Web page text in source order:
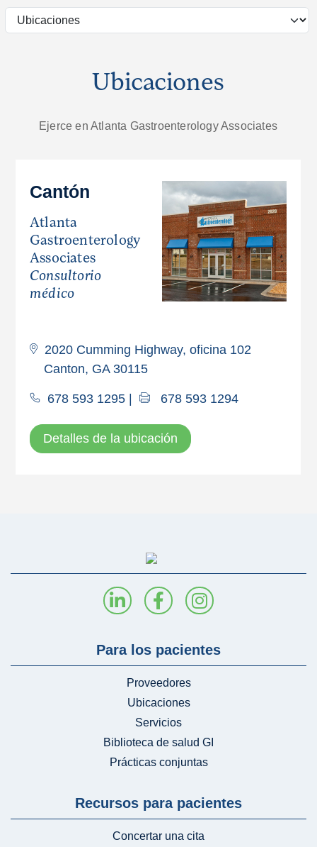
Ubicaciones
Ejerce en Atlanta Gastroenterology Associates
Cantón
Atlanta
Gastroenterology
Associates
Consultorio
médico
2020 Cumming Highway, oficina 102
Canton, GA 30115
678 593 1295 678 593 1294
Detalles de la ubicación
Para los pacientes
Proveedores
Ubicaciones
Servicios
Biblioteca de salud GI
Prácticas conjuntas
Recursos para pacientes
Concertar una cita